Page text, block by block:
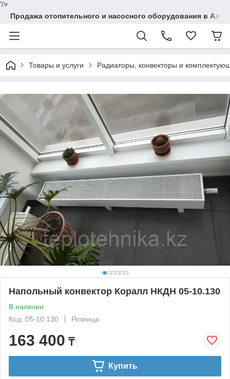
'/>
Продажа отопительного и насосного оборудования в
Товары и услуги Радиаторы, конвекторы и
Напольный конвектор Коралл НКДН 05-10.130
В наличии
Код: 05-10.130
Розница
163 400 ₸
Купить